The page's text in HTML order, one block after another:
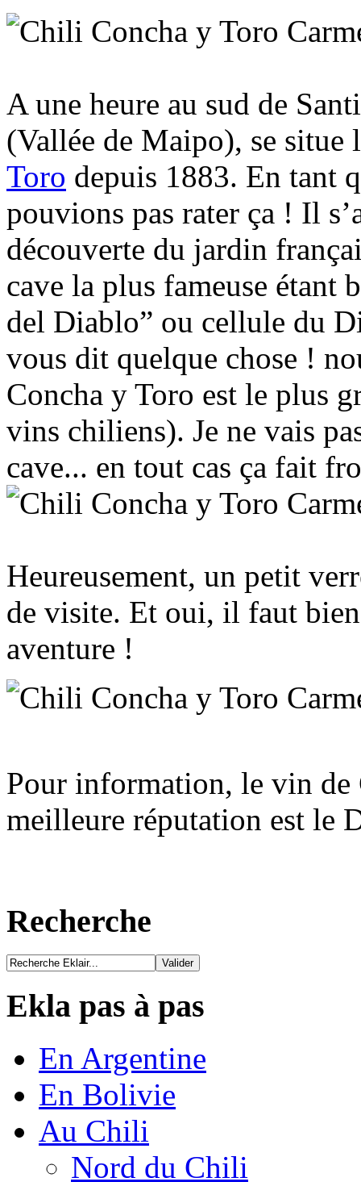
A une heure au sud de
(Vallée de Maipo), se situe
Toro depuis 1883. En tant
pouvions pas rater ça ! Il
découverte du jardin
cave la plus fameuse étant
del Diablo” ou cellule du
vous dit quelque chose !
Concha y Toro est le plus
vins chiliens). Je ne vais
cave... en tout cas ça fait
Heureusement, un petit
de visite. Et oui, il faut
aventure !
Pour information, le vin
meilleure réputation est le
Recherche
Ekla pas à pas
En Argentine
En Bolivie
Au Chili
Nord du Chili